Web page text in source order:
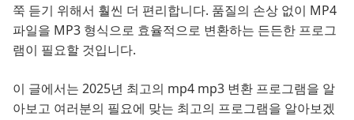
쭉 듣기 위해서 훨씬 더 편리합니다. 품질의 손상 없이 MP4
파일을 MP3 형식으로 효율적으로 변환하는 든든한 프로그
램이 필요할 것입니다.
이 글에서는 2025년 최고의 mp4 mp3 변환 프로그램을 알
아보고 여러분의 필요에 맞는 최고의 프로그램을 알아보겠